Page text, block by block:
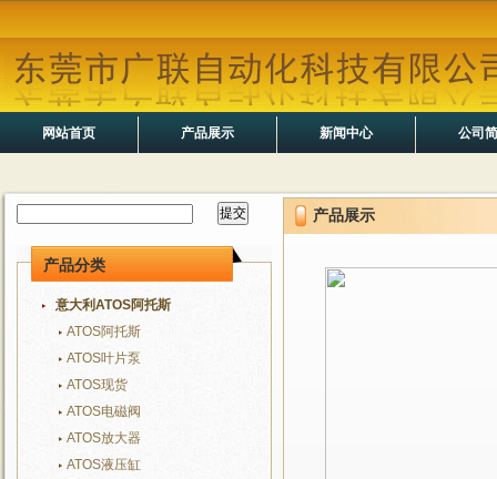
网站首页 产品展示 新闻中心 公司
产品分类
意大利ATOS阿托斯
ATOS阿托斯
ATOS叶片泵
ATOS现货
ATOS电磁阀
ATOS放大器
ATOS液压缸
产品展示